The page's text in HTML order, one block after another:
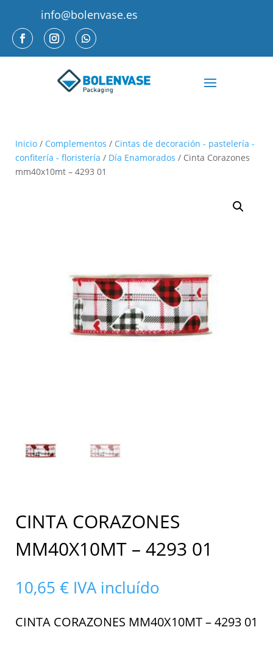
info@bolenvase.es
Inicio / Complementos / Cintas de decoración - pastelería -
confitería - floristería / Día Enamorados / Cinta Corazones
mm40x10mt – 4293 01
CINTA CORAZONES
MM40X10MT – 4293 01
10,65 € IVA incluído
CINTA CORAZONES MM40X10MT – 4293 01